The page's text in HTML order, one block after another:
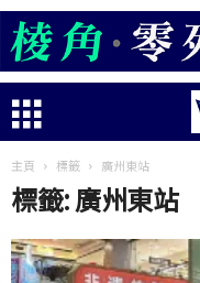
主頁 標籤 廣州東站
標籤: 廣州東站